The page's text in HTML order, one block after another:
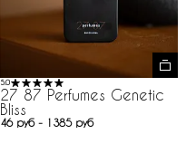
5.0
27 87 Perfumes Genetic
Bliss
46 руб - 1385 руб